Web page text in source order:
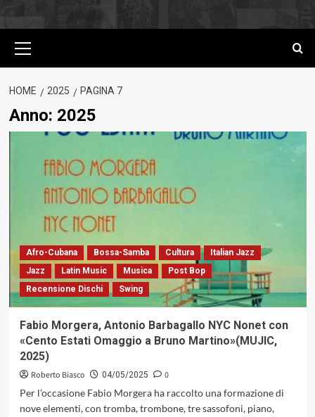
principale
HOME 2025 PAGINA 7
Anno: 2025
Afro-Cubana Bossa-Samba Cultura
Italian Jazz
Jazz
Latin Music Musica
Post Bop
Recensione Dischi
Swing
Fabio Morgera, Antonio Barbagallo NYC Nonet con
«Cento Estati Omaggio a Bruno Martino»(MUJIC,
2025)
Roberto Biasco 04/05/2025
0
Per l’occasione Fabio Morgera ha raccolto una formazione di
nove elementi, con tromba, trombone, tre sassofoni, piano,